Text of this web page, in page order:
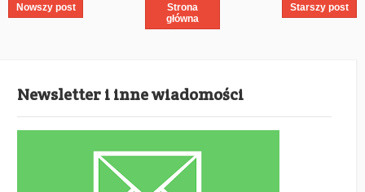
Nowszy post Starszy post
Strona
główna
Newsletter i inne wiadomości